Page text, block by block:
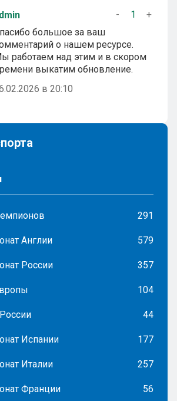
- 1
+
большое за ваш
о нашем ресурсе.
работаем над этим и в скором
выкатим обновление.
в 20:10
291
Англии 579
России 357
104
44
Испании 177
Италии 257
Франции 56